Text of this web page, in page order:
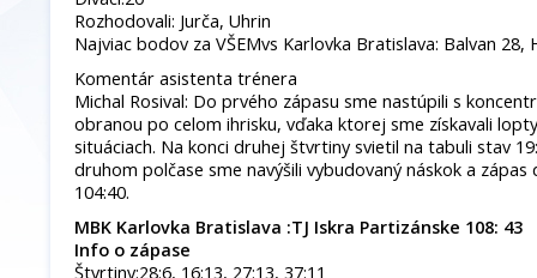
Rozhodovali: Jurča, Uhrin
Najviac bodov za VŠEMvs Karlovka Bratislava: Balvan 28,
Komentár asistenta trénera
Michal Rosival: Do prvého zápasu sme nastúpili s
obranou po celom ihrisku, vďaka ktorej sme získavali
situáciach. Na konci druhej štvrtiny svietil na tabuli stav
druhom polčase sme navýšili vybudovaný náskok a
104:40.
MBK Karlovka Bratislava :TJ Iskra Partizánske 108: 43
Info o zápase
Štvrtiny:28:6, 16:13, 27:13, 37:11